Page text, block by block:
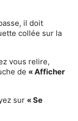
il doit
collée sur la
vous relire,
de « Afficher
sur « Se